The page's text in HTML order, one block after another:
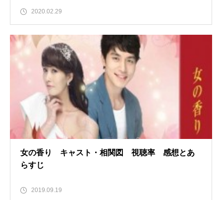
2020.02.29
女の香り キャスト・相関図 視聴率 感想とあ
らすじ
2019.09.19